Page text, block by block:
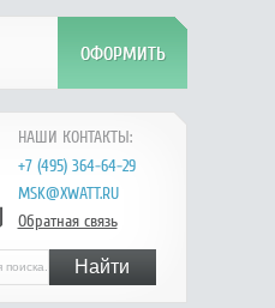
НАШИ КОНТАКТЫ:
+7 (495) 364-64-29
MSK@XWATT.RU
Обратная связь